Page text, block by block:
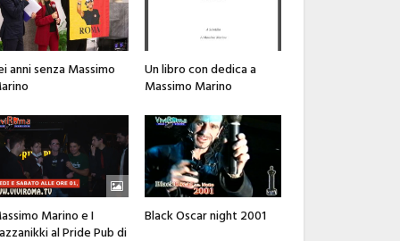
anni senza Massimo
Un libro con dedica a
Massimo Marino
Marino e I
al Pride Pub di
Black Oscar night 2001